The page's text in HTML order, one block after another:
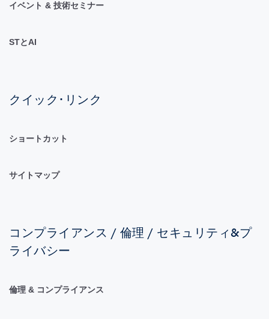
イベント & 技術セミナー
STとAI
クイック･リンク
ショートカット
サイトマップ
コンプライアンス / 倫理 / セキュリティ&プ
ライバシー
倫理 & コンプライアンス